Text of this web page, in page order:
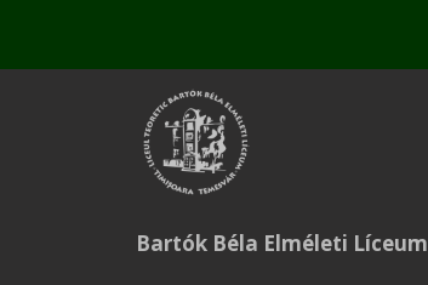
Bartók Béla Elméleti Líceum